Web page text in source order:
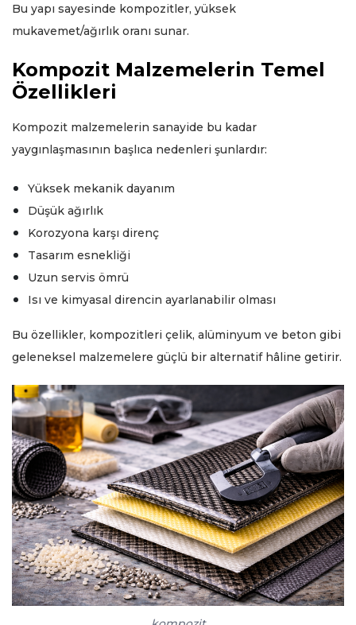
Bu yapı sayesinde kompozitler, yüksek
mukavemet/ağırlık oranı sunar.
Kompozit Malzemelerin Temel
Özellikleri
Kompozit malzemelerin sanayide bu kadar
yaygınlaşmasının başlıca nedenleri şunlardır:
Yüksek mekanik dayanım
Düşük ağırlık
Korozyona karşı direnç
Tasarım esnekliği
Uzun servis ömrü
Isı ve kimyasal direncin ayarlanabilir olması
Bu özellikler, kompozitleri çelik, alüminyum ve beton gibi
geleneksel malzemelere güçlü bir alternatif hâline getirir.